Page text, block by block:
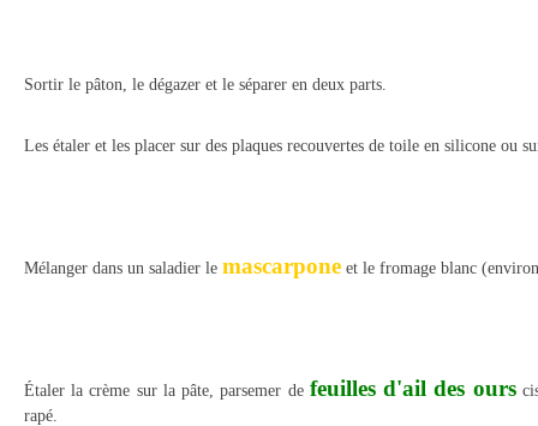
Sortir le pâton, le dégazer et le séparer en deux parts.
Les étaler et les placer sur des plaques recouvertes de toile en silicone ou
Mélanger dans un saladier le mascarpone et le fromage blanc
Étaler la crème sur la pâte, parsemer de feuilles d'ail des ours
rapé.